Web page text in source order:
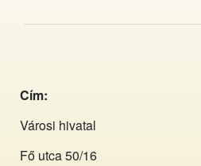
Cím:
Városi hivatal
Fő utca 50/16